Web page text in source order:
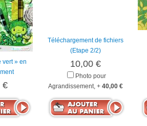
vert » en
€
Téléchargement de fichiers
(Etape 2/2)
10,00 €
Photo pour
Agrandissement, + 40,00 €